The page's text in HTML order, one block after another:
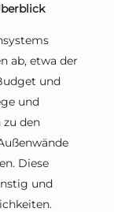
ab, etwa der
und
und
zu den
Diese
und